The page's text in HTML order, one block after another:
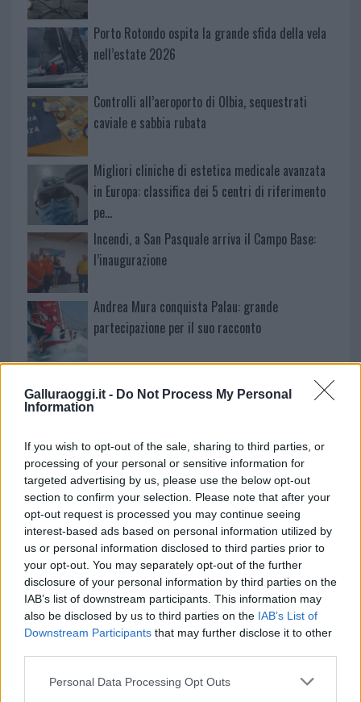
Galluraoggi.it - Do Not Process My Personal
Information
If you wish to opt-out of the sale, sharing to third parties, or
processing of your personal or sensitive information for
targeted advertising by us, please use the below opt-out
section to confirm your selection. Please note that after your
opt-out request is processed you may continue seeing
interest-based ads based on personal information utilized by
us or personal information disclosed to third parties prior to
your opt-out. You may separately opt-out of the further
disclosure of your personal information by third parties on the
IAB’s list of downstream participants. This information may
also be disclosed by us to third parties on the IAB’s List of
Downstream Participants that may further disclose it to other
Please note that this website/app uses one or more Google
Personal Data Processing Opt Outs
Porto Rotondo ospita la grande sfida della vela
nell’estate 2026
Controlli all’aeroporto di Olbia, sequestrati
caviale e sabbia rubata
Migliori cliniche di estetica medicale avanzata
in Europa: classifica dei 5 centri di riferimento
pe…
Incendi, a San Pasquale arriva il Campo Base:
l’inaugurazione
Andrea Mura conquista Palau: grande
partecipazione per il suo racconto
minori, Albieri: “Episodi gravissimi”
NECROLOGIE
Mario Malu